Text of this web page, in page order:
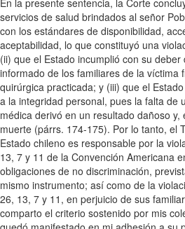
En la presente sentencia, la Corte
servicios de salud brindados al señor
con los estándares de disponibilidad,
aceptabilidad, lo que constituyó una
(ii) que el Estado incumplió con su
informado de los familiares de la víctima
quirúrgica practicada; y (iii) que el
a la integridad personal, pues la falta de
médica derivó en un resultado dañoso y,
muerte (párrs. 174-175). Por lo tanto, el
Estado chileno es responsable por la
13, 7 y 11 de la Convención Americana
obligaciones de no discriminación,
mismo instrumento; así como de la
26, 13, 7 y 11, en perjuicio de sus
comparto el criterio sostenido por mis